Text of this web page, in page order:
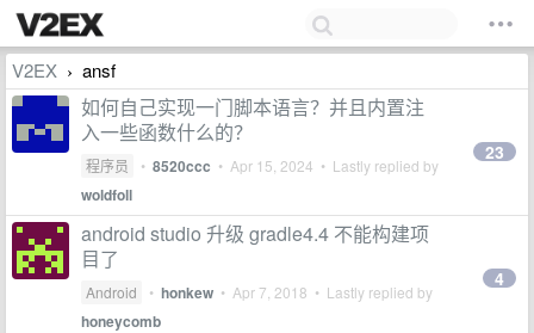
V2EX › ansf
如何自己实现一门脚本语言？并且内置注
入一些函数什么的？
程序员 • 8520ccc • Apr 15, 2024 • Lastly replied by
woldfoll
23
android studio 升级 gradle4.4 不能构建项
目了
Android • honkew • Apr 7, 2018 • Lastly replied by
honeycomb
4